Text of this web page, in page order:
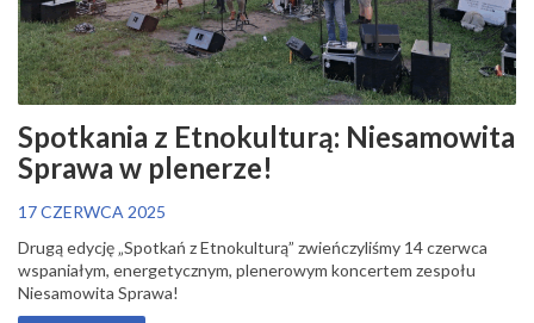
Spotkania z Etnokulturą: Niesamowita
Sprawa w plenerze!
17 CZERWCA 2025
Drugą edycję „Spotkań z Etnokulturą” zwieńczyliśmy 14 czerwca
wspaniałym, energetycznym, plenerowym koncertem zespołu
Niesamowita Sprawa!